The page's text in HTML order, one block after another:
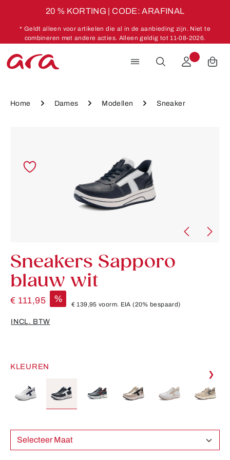
20 % KORTING | CODE: ARAFINAL
* Geldt alleen voor artikelen die al in de aanbieding zijn. Niet te
combineren met andere acties. Alleen geldig tot 11-08-2026.
Home Dames Modellen Sneaker
Sneakers Sapporo
blauw wit
€ 111,95 %
€ 139,95 voorm. EIA(20% bespaard)
INCL. BTW
KLEUREN
❯
Selecteer Maat